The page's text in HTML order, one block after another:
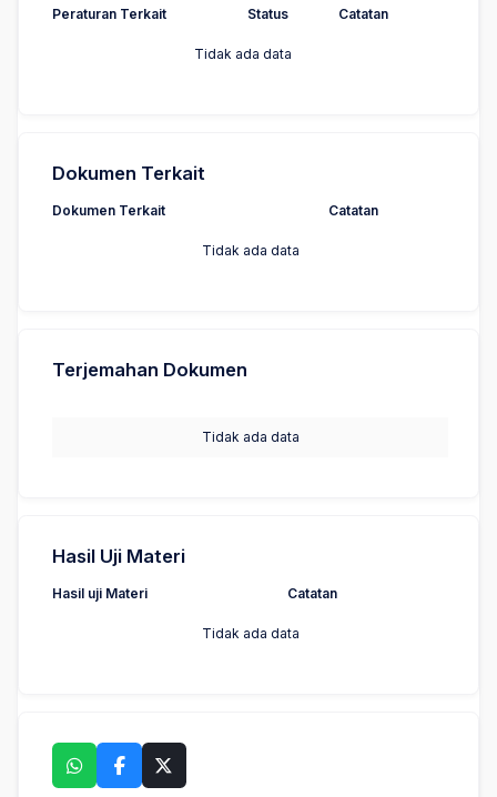
Peraturan Terkait Status Catatan
Tidak ada data
Dokumen Terkait
Dokumen Terkait Catatan
Tidak ada data
Terjemahan Dokumen
Tidak ada data
Hasil Uji Materi
Hasil uji Materi Catatan
Tidak ada data